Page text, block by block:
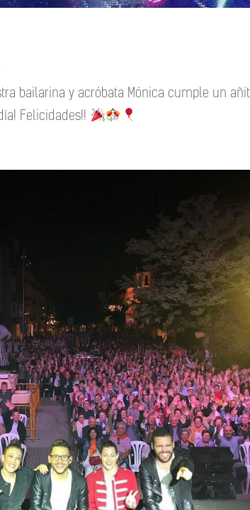
bailarina y acróbata Mónica cumple un
Felicidades!!